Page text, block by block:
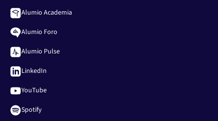
Alumio Academia
Alumio Foro
Alumio Pulse
LinkedIn
YouTube
Spotify